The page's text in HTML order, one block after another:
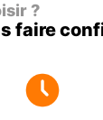
?
faire